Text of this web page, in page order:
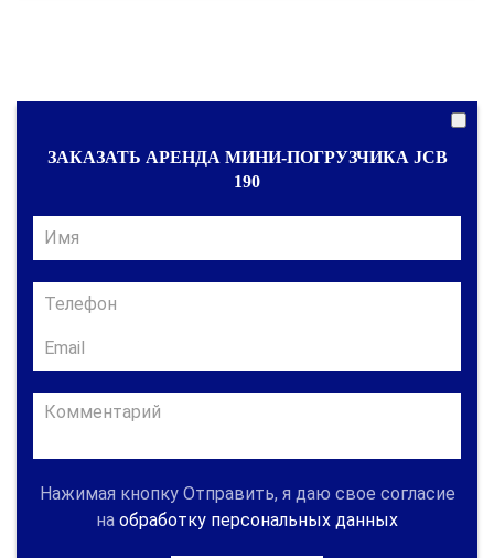
ЗАКАЗАТЬ АРЕНДА МИНИ-ПОГРУЗЧИКА JCB
190
Нажимая кнопку Отправить, я даю свое согласие
на обработку персональных данных